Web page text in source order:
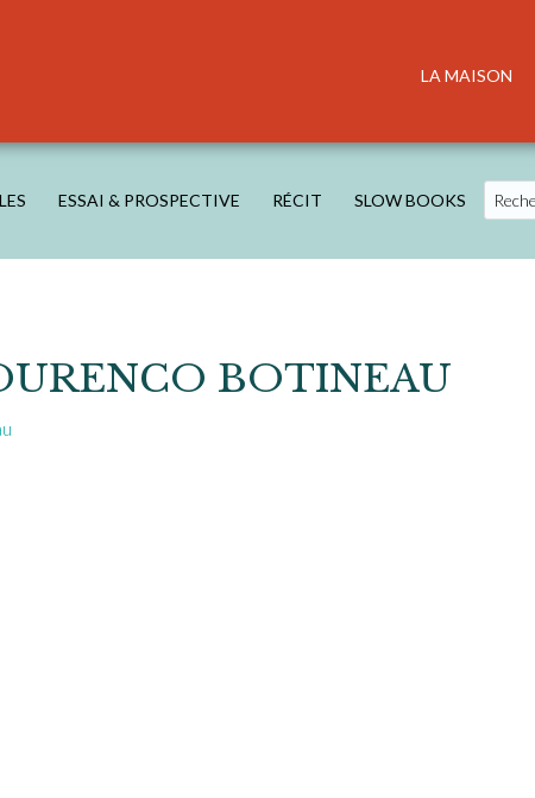
LA MAISON
ESSAI & PROSPECTIVE RÉCIT SLOW BOOKS
Search
BOTINEAU